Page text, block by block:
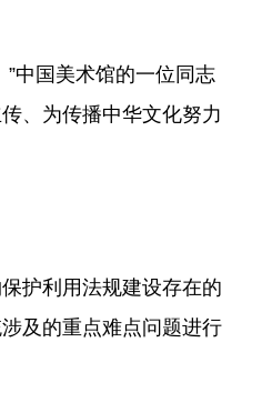
中国美术馆的一位同志
、为传播中华文化努力
护利用法规建设存在的
及的重点难点问题进行